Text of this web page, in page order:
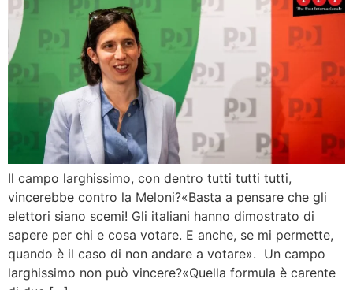
Il campo larghissimo, con dentro tutti tutti tutti,
vincerebbe contro la Meloni?«Basta a pensare che gli
elettori siano scemi! Gli italiani hanno dimostrato di
sapere per chi e cosa votare. E anche, se mi permette,
quando è il caso di non andare a votare». Un campo
larghissimo non può vincere?«Quella formula è carente